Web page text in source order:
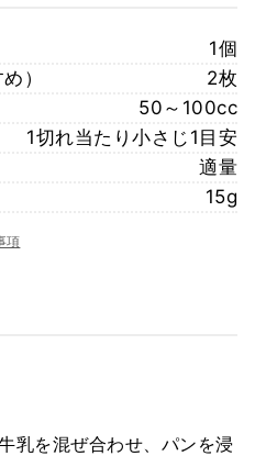
1個
）
2枚
50～100cc
1切れ当たり小さじ1目安
適量
15g
項
乳を混ぜ合わせ、パンを浸